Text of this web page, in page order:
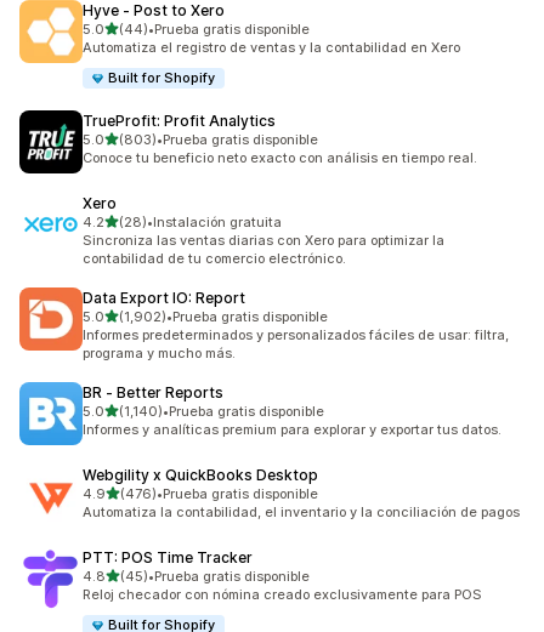
Hyve ‑ Post to Xero
5.0de 5 estrellas
(44)
44 reseñas en total
•Prueba gratis disponible
Automatiza el registro de ventas y la contabilidad en Xero
Built for Shopify
TrueProfit: Profit Analytics
5.0de 5 estrellas
(803)
803 reseñas en total
•Prueba gratis disponible
Conoce tu beneficio neto exacto con análisis en tiempo real.
Xero
4.2de 5 estrellas
(28)
28 reseñas en total
•Instalación gratuita
Sincroniza las ventas diarias con Xero para optimizar la
contabilidad de tu comercio electrónico.
Data Export IO: Report
5.0de 5 estrellas
(1,902)
1902 reseñas en total
•Prueba gratis disponible
Informes predeterminados y personalizados fáciles de usar: filtra,
programa y mucho más.
BR ‑ Better Reports
5.0de 5 estrellas
(1,140)
1140 reseñas en total
•Prueba gratis disponible
Informes y analíticas premium para explorar y exportar tus datos.
Webgility x QuickBooks Desktop
4.9de 5 estrellas
(476)
476 reseñas en total
•Prueba gratis disponible
Automatiza la contabilidad, el inventario y la conciliación de pagos
PTT: POS Time Tracker
4.8de 5 estrellas
(45)
45 reseñas en total
•Prueba gratis disponible
Reloj checador con nómina creado exclusivamente para POS
Built for Shopify